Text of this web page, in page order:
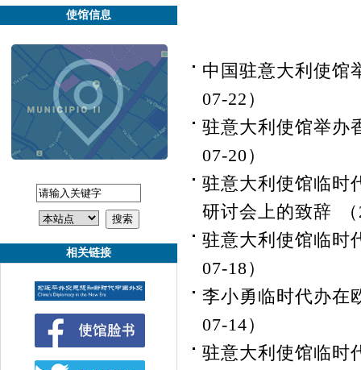
使馆信息
相关链接
中国驻意大利使馆
07-22）
驻意大利使馆举办
07-20）
驻意大利使馆临时
研讨会上的致辞
驻意大利使馆临时
07-18）
李小勇临时代办在
07-14）
驻意大利使馆临时